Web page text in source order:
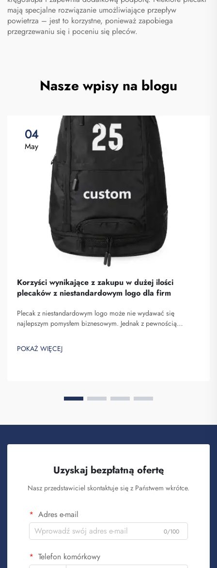
mają specjalne rozwiązanie umożliwiające przepływ
powietrza – jest to korzystne, ponieważ zapobiega
przegrzewaniu się i poceniu się pleców.
Nasze wpisy na blogu
04
May
Korzyści wynikające z zakupu w dużej ilości
plecaków z niestandardowym logo dla firm
Plecak z niestandardowym logo może nie wydawać się
najlepszym pomysłem biznesowym. Jednak z pewnością
Saipulang Trading to firma, która realizuje masowe zamówienia
takich plecaków w celu budowania świadomości marki. Wiesz,
POKAŻ WIĘCEJ
Uzyskaj bezpłatną ofertę
Nasz przedstawiciel skontaktuje się z Państwem wkrótce.
Adres e-mail
0/100
Telefon komórkowy